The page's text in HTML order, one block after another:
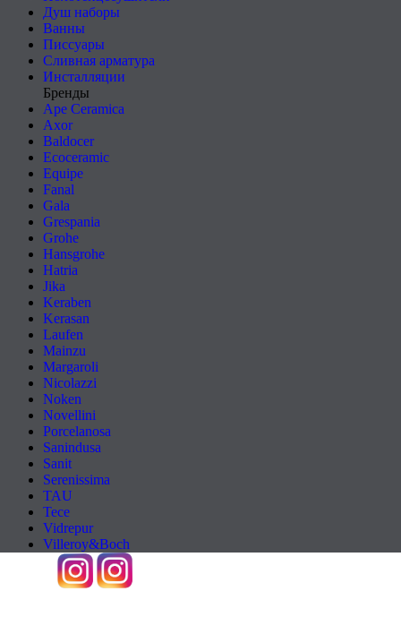
Душ наборы
Ванны
Писсуары
Сливная арматура
Инсталляции
Бренды
Ape Ceramica
Axor
Baldocer
Ecoceramic
Equipe
Fanal
Gala
Grespania
Grohe
Hansgrohe
Hatria
Jika
Keraben
Kerasan
Laufen
Mainzu
Margaroli
Nicolazzi
Noken
Novellini
Porcelanosa
Sanindusa
Sanit
Serenissima
TAU
Tece
Vidrepur
Villeroy&Boch